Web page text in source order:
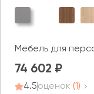
Мебель для
74 602
4.5оценок (1)